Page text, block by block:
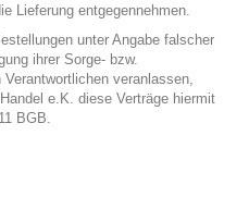
Lieferung entgegennehmen.
unter Angabe falscher
ihrer Sorge- bzw.
veranlassen,
e.K. diese Verträge hiermit
BGB.